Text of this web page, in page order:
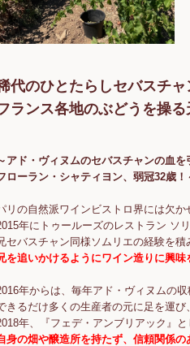
代のひとたらしセバスチャ
ランス各地のぶどうを操る
アド・ヴィヌムのセバスチャンの血を
ローラン・シャティヨン、弱冠32歳！
リの自然派ワインビストロ界には欠か
年にトゥールーズのレストラン ソ
セバスチャン同様ソムリエの経験を積
を追いかけるようにワイン造りに興味
年からは、毎年アド・ヴィヌムの収
きるだけ多くの生産者の元に足を運び
年、『フェデ・アンブリアック』
身の畑や醸造所を持たず、信頼関係の